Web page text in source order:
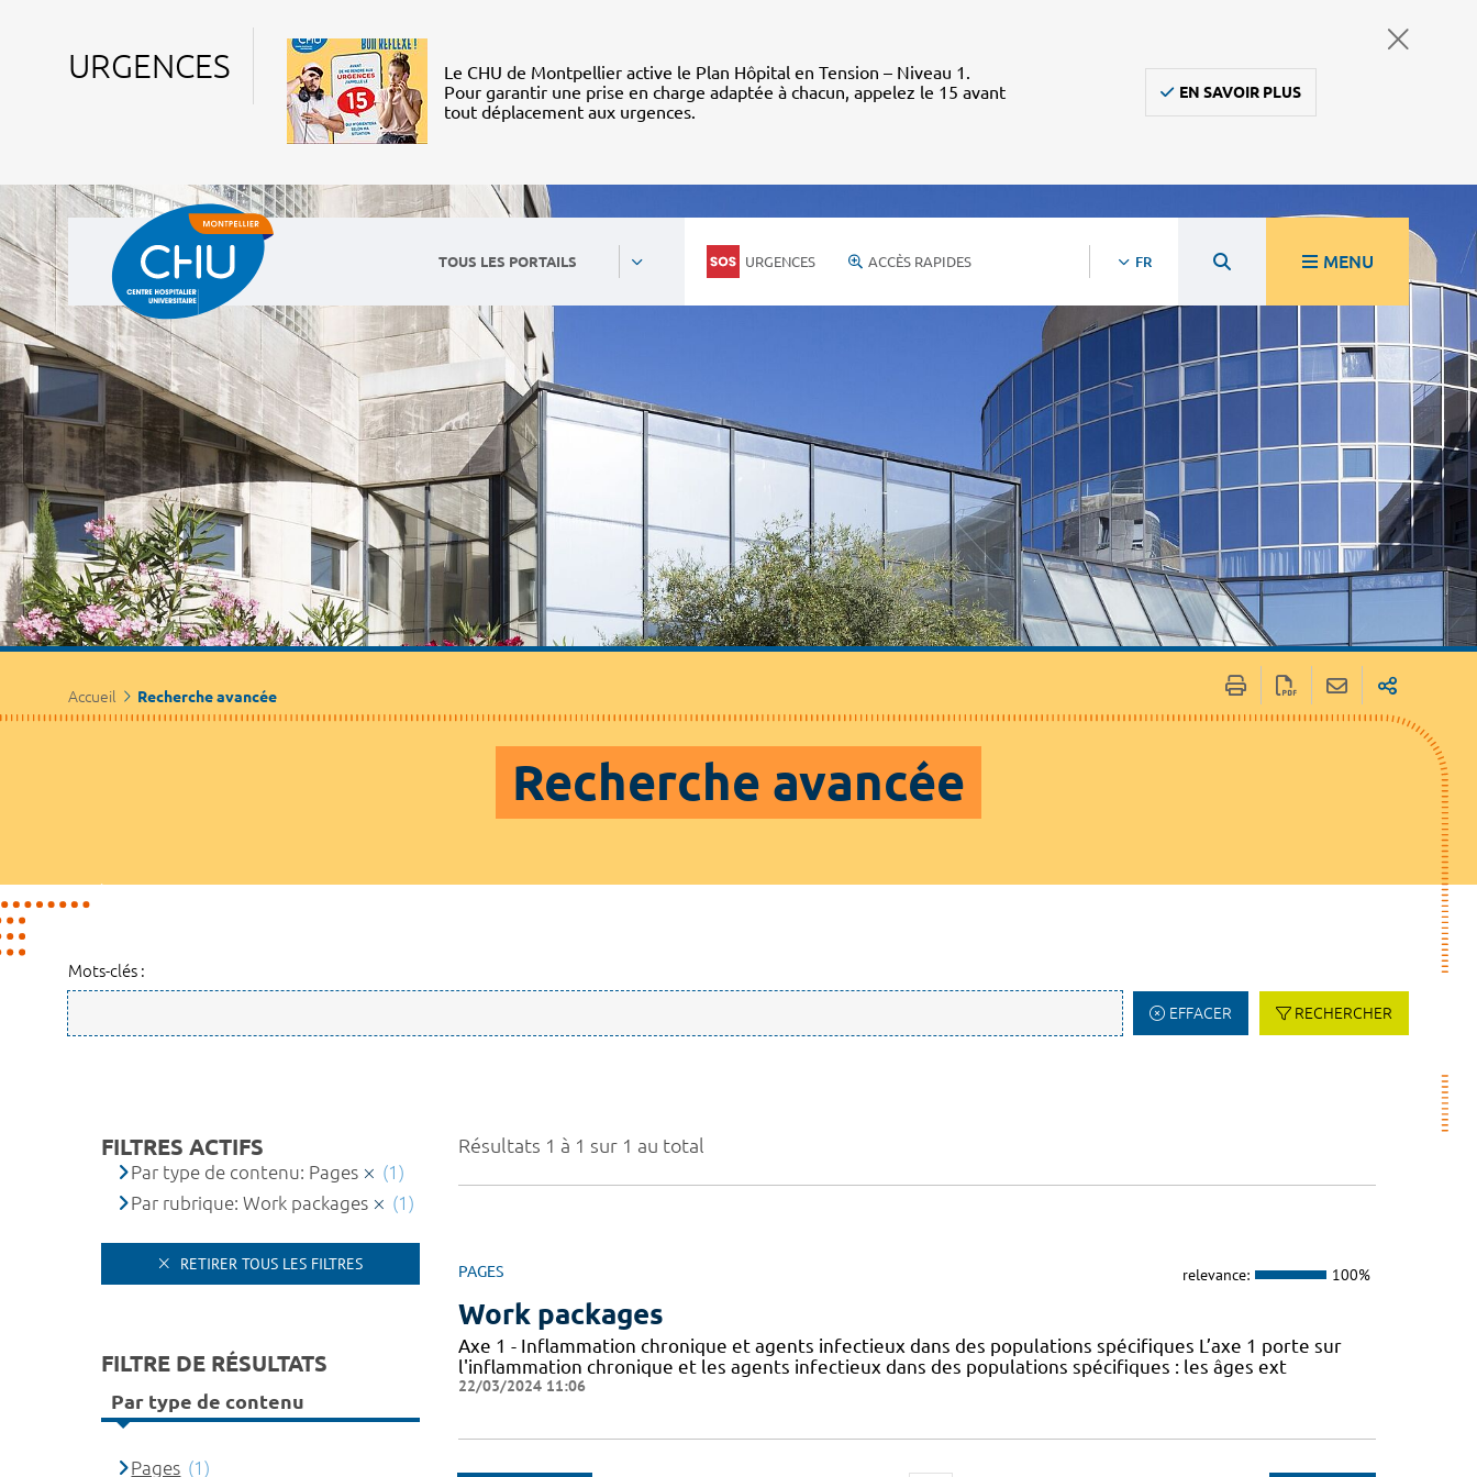
URGENCES
Le CHU de Montpellier active le Plan Hôpital en Tension – Niveau 1.
Pour garantir une prise en charge adaptée à chacun, appelez le 15 avant
tout déplacement aux urgences.
EN SAVOIR PLUS
TOUS LES PORTAILS URGENCES ACCÈS RAPIDES FR MENU
Accueil Recherche avancée
Recherche avancée
Mots-clés :
EFFACER RECHERCHER
Résultats 1 à 1 sur 1 au total
PAGES relevance: 100%
Work packages
Axe 1 - Inflammation chronique et agents infectieux dans des populations spécifiques L’axe 1 porte sur
l'inflammation chronique et les agents infectieux dans des populations spécifiques : les âges ext
22/03/2024 11:06
FILTRES ACTIFS
Par type de contenu: Pages
(1)
Par rubrique: Work packages
(1)
RETIRER TOUS LES FILTRES
FILTRE DE RÉSULTATS
Par type de contenu
Pages (1)